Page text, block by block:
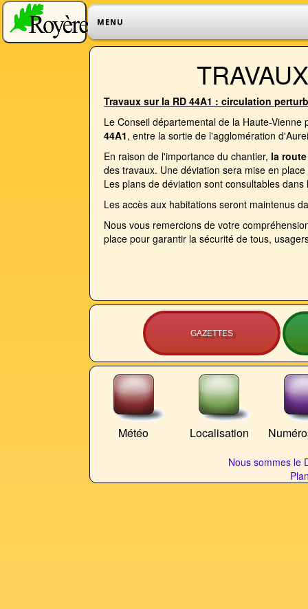
MENU
Travaux sur la RD 44A1 : circulation
Le Conseil départemental de la Haute-
44A1, entre la sortie de l'agglomération
En raison de l'importance du chantier, la
des travaux. Une déviation sera mise en
Les plans de déviation sont consultables
Les accès aux habitations seront maintenus
Nous vous remercions de votre
place pour garantir la sécurité de tous,
GAZETTES
Météo Localisation
Nous sommes le